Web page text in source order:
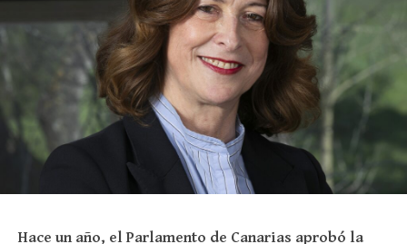
Hace un año, el Parlamento de Canarias aprobó la